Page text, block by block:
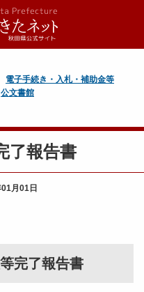
電子手続き・入札・補助金等
公文書館
了報告書
月01日
完了報告書